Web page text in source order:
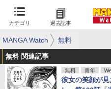
カテゴリ 過去記事
MANGA Watch 無料
無料 関連記事
無料 青年
彼女の笑顔が